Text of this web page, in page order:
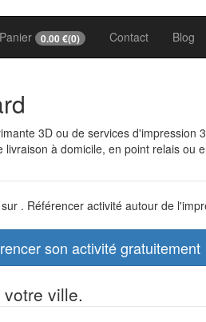
Panier 0.00 €(0) Contact Blog
3D ou de services d'impression
à domicile, en point relais ou
. Référencer activité autour de
son activité gratuitement
ville.